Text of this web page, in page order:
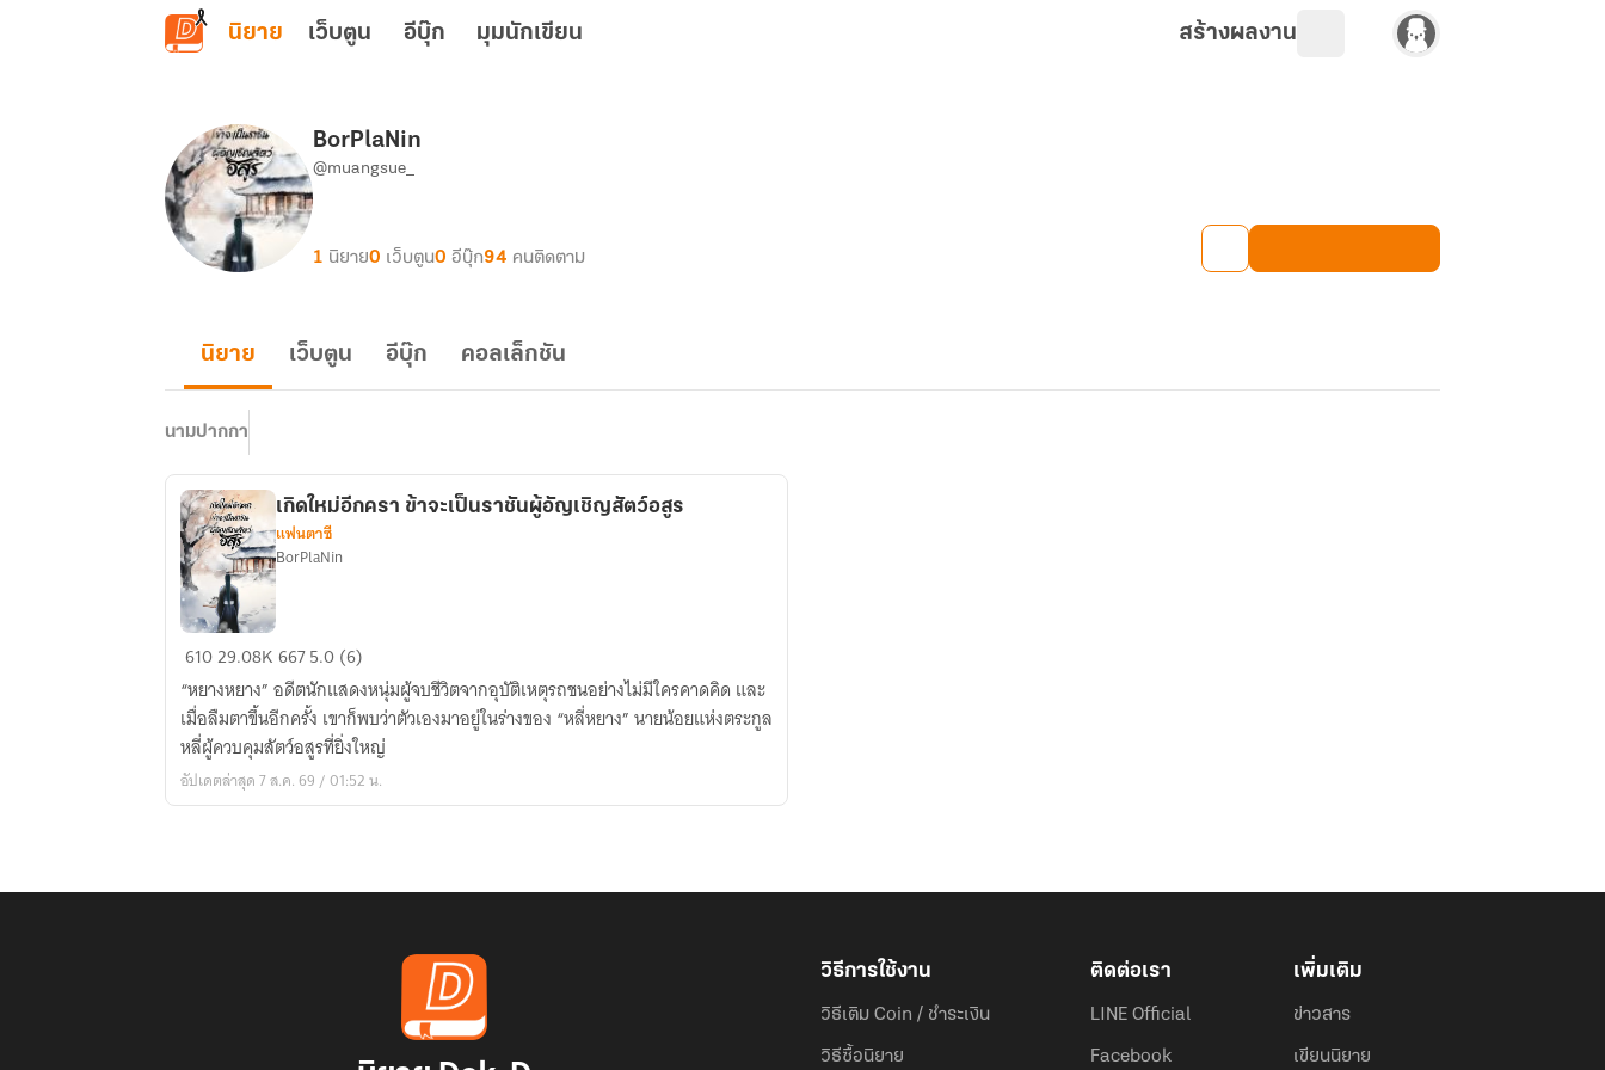
ข้ามไปยังเนื้อหาหลัก
นิยาย เว็บตูน อีบุ๊ก มุมนักเขียน สร้างผลงาน
BorPlaNin
@muangsue_
1 นิยาย0 เว็บตูน0 อีบุ๊ก94 คนติดตาม
นิยาย เว็บตูน อีบุ๊ก คอลเล็กชัน
นามปากกา
เกิด
อีก
ครา
ข้า
จะ
เกิดใหม่อีกครา ข้าจะเป็นราชันผู้อัญเชิญสัตว์อสูร
แฟนตาซี
BorPlaNin
61029.08K6675.0 (6)
“หยางหยาง” อดีตนักแสดงหนุ่มผู้จบชีวิตจากอุบัติเหตุรถชนอย่างไม่มีใครคาดคิด และ
เมื่อลืมตาขึ้นอีกครั้ง เขาก็พบว่าตัวเองมาอยู่ในร่างของ “หลี่หยาง” นายน้อยแห่งตระกูล
หลี่ผู้ควบคุมสัตว์อสูรที่ยิ่งใหญ่
อัปเดตล่าสุด 7 ส.ค. 69 / 01:52 น.
วิธีการใช้งาน
วิธีเติม Coin / ชำระเงิน
วิธีซื้อนิยาย
ติดต่อเรา
LINE Official
Facebook
เพิ่มเติม
ข่าวสาร
เขียนนิยาย